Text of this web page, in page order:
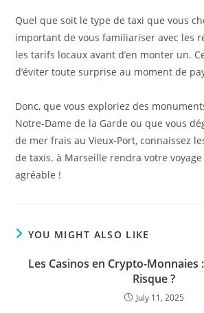
Quel que soit le type de taxi que vous
important de vous familiariser avec les
les tarifs locaux avant d’en monter un.
d’éviter toute surprise au moment de
Donc, que vous exploriez des
Notre-Dame de la Garde ou que vous
de mer frais au Vieux-Port, connaissez
de taxis. à Marseille rendra votre
agréable !
YOU MIGHT ALSO LIKE
Les Casinos en Crypto-Monnaies
Risque ?
July 11, 2025